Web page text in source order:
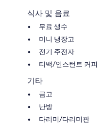
식사 및 음료
무료 생수
미니 냉장고
전기 주전자
티백/인스턴트 커피
기타
금고
난방
다리미/다리미판